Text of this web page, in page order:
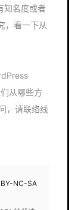
知名度或者
，看一下从
从哪些方
，请联络线
BY-NC-SA